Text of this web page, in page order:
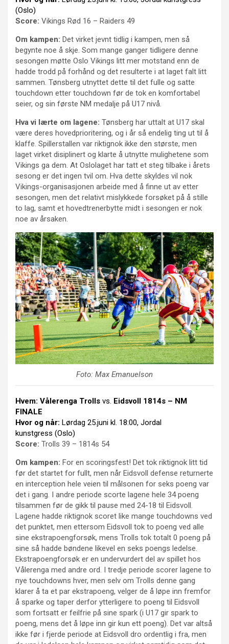
(Oslo)
Score: Vikings Rød 16 – Raiders 49
Om kampen: Det virket jevnt tidlig i kampen, men så
begynte noe å skje. Som mange ganger tidligere denne
sesongen møtte Oslo Vikings litt mer motstand enn de
hadde trodd på forhånd og det resulterte i at laget falt litt
sammen. Tønsberg utnyttet dette til det fulle og satte
touchdown etter touchdown før de tok en komfortabel
seier, og sin første NM medalje på U17 nivå.
Hva vi lærte om lagene: Tønsberg har uttalt at U17 skal
være deres hovedprioritering, og i år så endelig ting ut til å
klaffe. Spillerstallen var riktignok ikke den største, men
laget virket disiplinert og klarte å utnytte mulighetene som
Vikings ga dem. At Oslolaget har tatt et steg tilbake i årets
sesong er det ingen tvil om. Hva dette skyldes vil nok
Vikings-organisasjonen arbeide med å finne ut av etter
sesongen, men det relativt mislykkede forsøket på å stille
to lag, samt et hovedtrenerbytte midt i sesongen er nok
noe av årsaken.
Foto: Max Emanuelson
Hvem: Vålerenga Trolls vs. Eidsvoll 1814s – NM
FINALE
Hvor og når: Lørdag 25.juni kl. 18:00, Jordal
kunstgress (Oslo)
Score: Trolls 39 – 1814s 54
Om kampen: For en scoringsfest! Det tok riktignok litt tid
før det startet for fullt, men når Eidsvoll defense returnerte
en interception hele veien til målsonen for seks poeng var
det i gang. I andre periode scorte lagene hele 34 poeng
tilsammen før de gikk til pause med 24-18 til Eidsvoll.
Lagene hadde riktignok scoret like mange touchdowns ved
det punktet, men ettersom Eidsvoll tok to poeng ved alle
sine ekstrapoengforsøk, mens Trolls tok totalt 0 poeng på
sine så hadde bøndene likevel en seks poengs ledelse.
Ekstrapoengforsøk er en undervurdert del av spillet hos
Vålerenga med andre ord. I tredje periode scorer lagene to
nye touchdowns hver, men selv om Trolls denne gang
klarer å ta et par ekstrapoeng, velger de å løpe inn fremfor
å sparke og taper derfor ytterligere to poeng til Eidsvoll
som fortsatt er feilfrie på sine spark (i U17 gir spark to
poeng, mens det å løpe inn gir kun ett poeng). Det var altså
ikke før i fjerde periode at Eidsvoll dro ordentlig i fra, men